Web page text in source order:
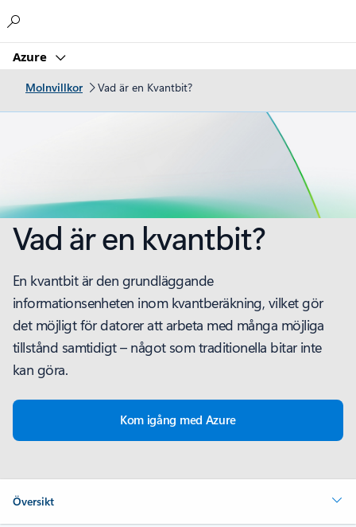
Azure
Molnvillkor Vad är en Kvantbit?
Vad är en kvantbit?
En kvantbit är den grundläggande
informationsenheten inom kvantberäkning, vilket gör
det möjligt för datorer att arbeta med många möjliga
tillstånd samtidigt – något som traditionella bitar inte
kan göra.
Kom igång med Azure
Översikt